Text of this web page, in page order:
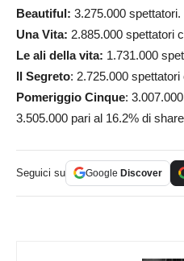
Beautiful: 3.275.000
Una Vita: 2.885.000 spettatori
Le ali della vita: 1.731.000
Il Segreto: 2.725.000
Pomeriggio Cinque:
3.505.000 pari al 16.2% di
Seguici su Google Discover